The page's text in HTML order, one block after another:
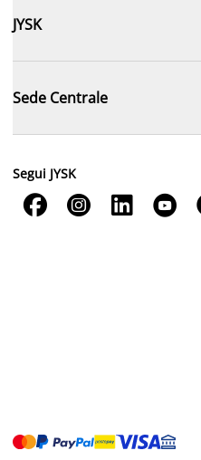
JYSK
Sede Centrale
Segui JYSK
   